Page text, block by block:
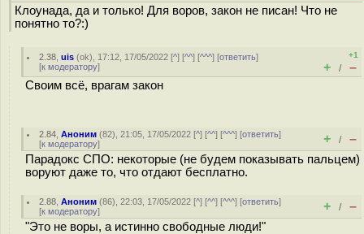
Клоунада, да и только! Для воров, закон не писан! Что не
понятно то?:)
2.38 ,uis (ok), 17:12, 17/05/2022 [^] [^^] [^^^] [ответить]
[к модератору]
+1
+ / –
Своим всё, врагам закон
2.84 ,Аноним (82), 21:05, 17/05/2022 [^] [^^] [^^^] [ответить]
[к модератору] + / –
Парадокс СПО: некоторые (не будем показывать пальцем)
воруют даже то, что отдают бесплатно.
2.88 ,Аноним (86), 22:03, 17/05/2022 [^] [^^] [^^^] [ответить]
[к модератору] + / –
"Это не воры, а истинно свободные люди!"